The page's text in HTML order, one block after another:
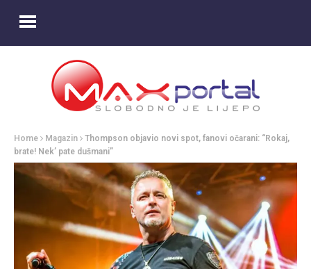
Home Magazin
Thompson objavio novi spot, fanovi očarani: “Rokaj,
brate! Nek’ pate dušmani”